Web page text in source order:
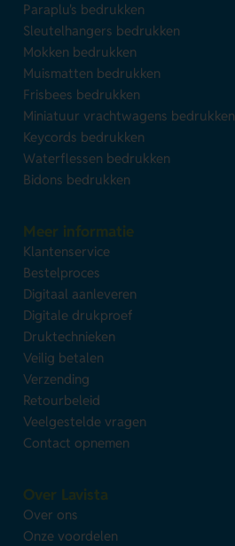
Paraplu's bedrukken
Sleutelhangers bedrukken
Mokken bedrukken
Muismatten bedrukken
Frisbees bedrukken
Miniatuur vrachtwagens bedrukken
Keycords bedrukken
Waterflessen bedrukken
Bidons bedrukken
Meer informatie
Klantenservice
Bestelproces
Digitaal aanleveren
Digitale drukproef
Druktechnieken
Veilig betalen
Verzending
Retourbeleid
Veelgestelde vragen
Contact opnemen
Over Lavista
Over ons
Onze voordelen